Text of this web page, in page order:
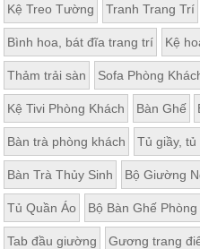
Kệ Treo Tường Tranh Trang Trí
Bình hoa, bát đĩa trang trí Kệ
Thảm trải sàn Sofa Phòng
Kệ Tivi Phòng Khách Bàn Ghế
Bàn trà phòng khách Tủ giầy,
Bàn Trà Thủy Sinh Bộ Giường
Tủ Quần Áo Bộ Bàn Ghế Phòng
Tab đầu giường Gương trang